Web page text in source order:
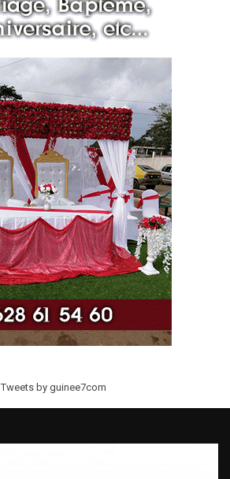
Tweets by guinee7com